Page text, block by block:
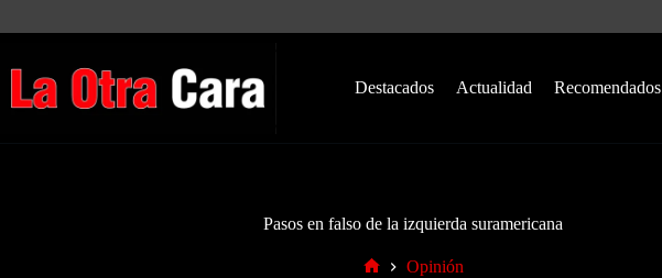
Destacados Actualidad Recomendados
Pasos en falso de la izquierda suramericana
Opinión